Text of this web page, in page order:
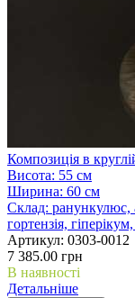
Композиція в
Висота: 55 см
Ширина: 60 см
Склад: ранункулюс,
гортензія,
Артикул: 0303-0012
7 385.00 грн
В наявності
Детальніше